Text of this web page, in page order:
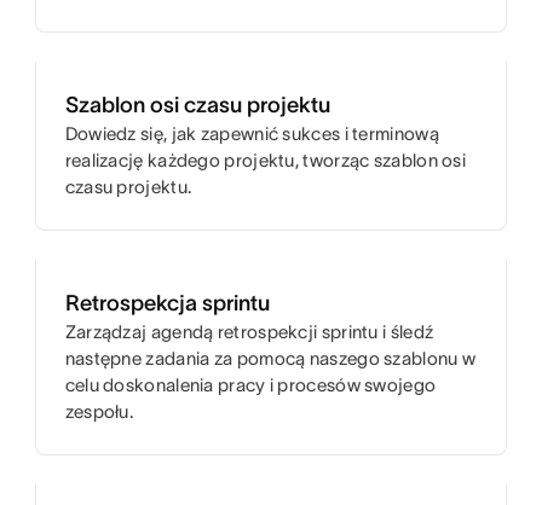
Szablon osi czasu projektu
Dowiedz się, jak zapewnić sukces i terminową
realizację każdego projektu, tworząc szablon osi
czasu projektu.
Retrospekcja sprintu
Zarządzaj agendą retrospekcji sprintu i śledź
następne zadania za pomocą naszego szablonu w
celu doskonalenia pracy i procesów swojego
zespołu.